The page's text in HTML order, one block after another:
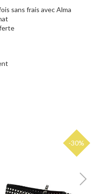
sans frais avec Alma
-30%